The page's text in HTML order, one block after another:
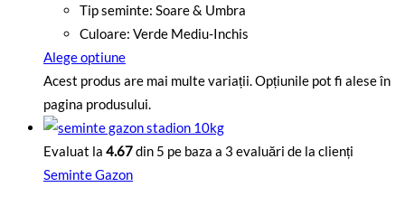
Tip seminte: Soare & Umbra
Culoare: Verde Mediu-Inchis
Alege optiune
Acest produs are mai multe variații. Opțiunile pot fi alese în
pagina produsului.
Evaluat la 4.67din 5 pe baza a 3 evaluări de la clienți
Seminte Gazon